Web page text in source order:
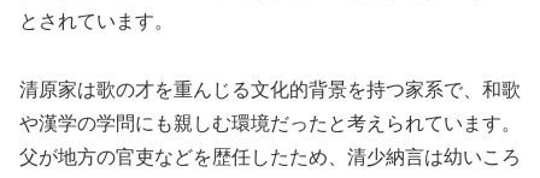
とされています。
清原家は歌の才を重んじる文化的背景を持つ家系で、和歌
や漢学の学問にも親しむ環境だったと考えられています。
父が地方の官吏などを歴任したため、清少納言は幼いころ